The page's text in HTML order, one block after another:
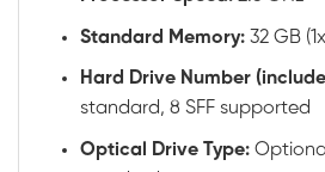
Standard Memory: 32 GB
Hard Drive Number
standard, 8 SFF supported
Optical Drive Type: